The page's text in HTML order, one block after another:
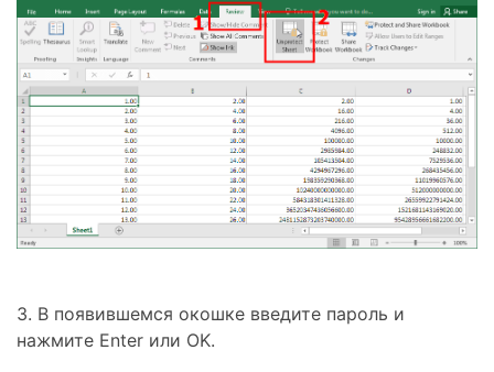
3. В появившемся окошке введите пароль и
нажмите Enter или OK.